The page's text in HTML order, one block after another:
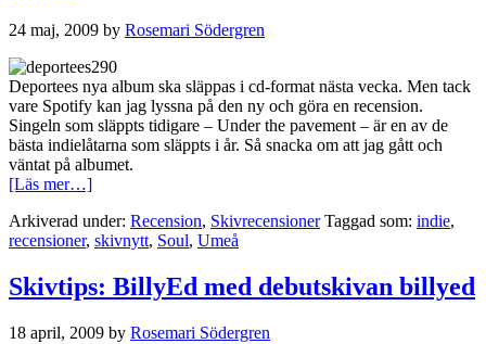
24 maj, 2009 by Rosemari Södergren
Deportees nya album ska släppas i cd-format nästa vecka. Men tack
vare Spotify kan jag lyssna på den ny och göra en recension.
Singeln som släppts tidigare – Under the pavement – är en av de
bästa indielåtarna som släppts i år. Så snacka om att jag gått och
väntat på albumet.
[Läs mer…]om
Under
The
The
Beach
Arkiverad under: Recension, Skivrecensioner Taggad som: indie,
recensioner, skivnytt, Soul, Umeå
Skivtips: BillyEd med debutskivan billyed
18 april, 2009 by Rosemari Södergren